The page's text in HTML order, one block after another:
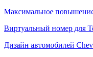
Максимальное
Виртуальный номер для
Дизайн автомобилей